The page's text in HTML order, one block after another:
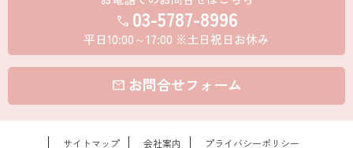
call 03-5787-8996
平日10:00～17:00 ※土日祝日お休み
mail お問合せフォーム
サイトマップ 会社案内 プライバシーポリシー